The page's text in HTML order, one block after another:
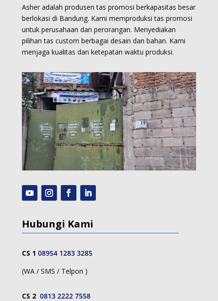
Asher adalah produsen tas promosi berkapasitas besar
berlokasi di Bandung. Kami memproduksitas promosi
untuk perusahaan dan perorangan. Menyediakan
pilihan tas custom berbagai desain dan bahan. Kami
menjaga kualitas dan ketepatan waktu produksi.
Hubungi Kami
CS 1 08954 1283 3285
(WA / SMS / Telpon )
CS 2 0813 2222 7558